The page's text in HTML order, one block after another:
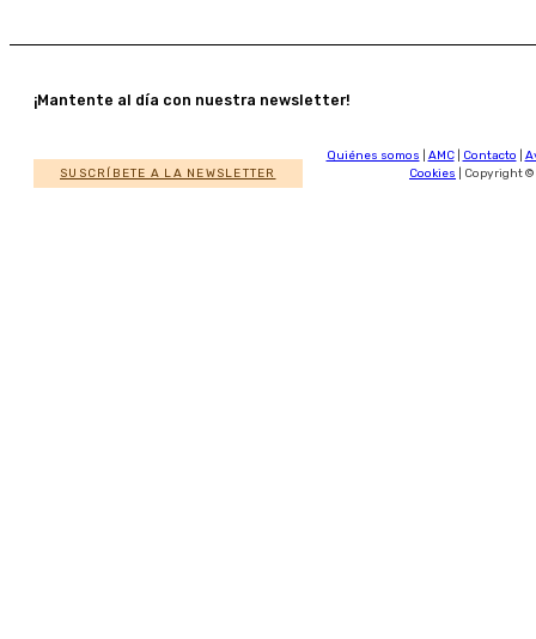
¡Mantente al día con nuestra newsletter!
SUSCRÍBETE A LA NEWSLETTER
Quiénes somos AMC| Contacto
Cookies | Copyright